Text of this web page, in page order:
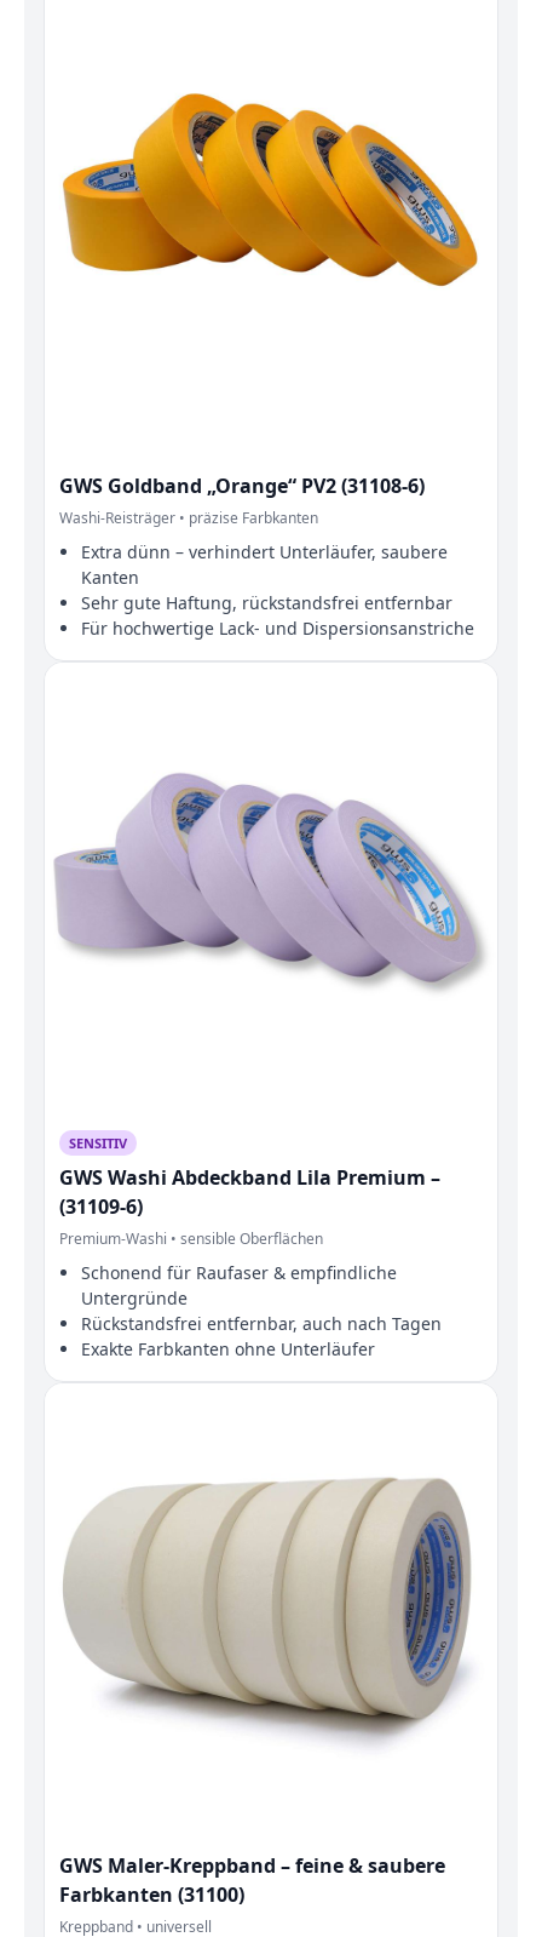
GWS Goldband „Orange“ PV2 (31108-6)
Washi-Reisträger • präzise Farbkanten
Extra dünn – verhindert Unterläufer, saubere
Kanten
Sehr gute Haftung, rückstandsfrei entfernbar
Für hochwertige Lack- und Dispersionsanstriche
SENSITIV
GWS Washi Abdeckband Lila Premium –
(31109-6)
Premium-Washi • sensible Oberflächen
Schonend für Raufaser & empfindliche
Untergründe
Rückstandsfrei entfernbar, auch nach Tagen
Exakte Farbkanten ohne Unterläufer
GWS Maler-Kreppband – feine & saubere
Farbkanten (31100)
Kreppband • universell